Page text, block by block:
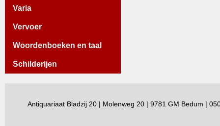
Varia
Vervoer
Woordenboeken en taal
Schilderijen
Antiquariaat Bladzij 20 | Molenweg 20 | 9781 GM Bedum |